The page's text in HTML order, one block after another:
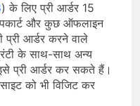
) के लिए प्री आर्डर 15
और कुछ ऑफलाइन
प्री आर्डर करने वाले
के साथ-साथ अन्य
प्री आर्डर कर सकते हैं।
को भी विजिट कर